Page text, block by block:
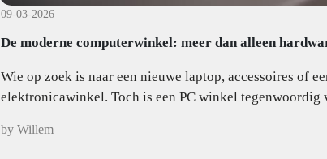
09-03-2026
De moderne computerwinkel: meer dan alleen
Wie op zoek is naar een nieuwe laptop, accessoires of
elektronicawinkel. Toch is een PC winkel tegenwoordig
by Willem